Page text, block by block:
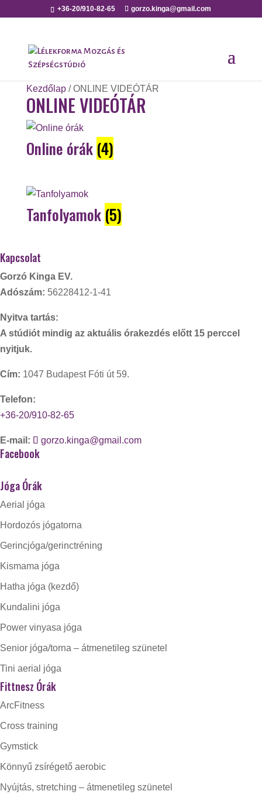
+36-20/910-82-65 gorzo.kinga@gmail.com
Kezdőlap/ ONLINE VIDEÓTÁR
ONLINE VIDEÓTÁR
Online órák (4)
Tanfolyamok (5)
Kapcsolat
Gorzó Kinga EV.
Adószám: 56228412-1-41
Nyitva tartás:
A stúdiót mindig az aktuális órakezdés előtt 15 perccel
nyitjuk.
Cím: 1047 Budapest Fóti út 59.
Telefon:
+36-20/910-82-65
E-mail: gorzo.kinga@gmail.com
Facebook
Jóga Órák
Aerial jóga
Hordozós jógatorna
Gerincjóga/gerinctréning
Kismama jóga
Hatha jóga (kezdő)
Kundalini jóga
Power vinyasa jóga
Senior jóga/torna – átmenetileg szünetel
Tini aerial jóga
Fittnesz Órák
ArcFitness
Cross training
Gymstick
Könnyű zsírégető aerobic
Nyújtás, stretching – átmenetileg szünetel